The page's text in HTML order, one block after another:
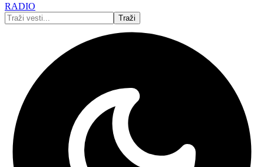
RADIO